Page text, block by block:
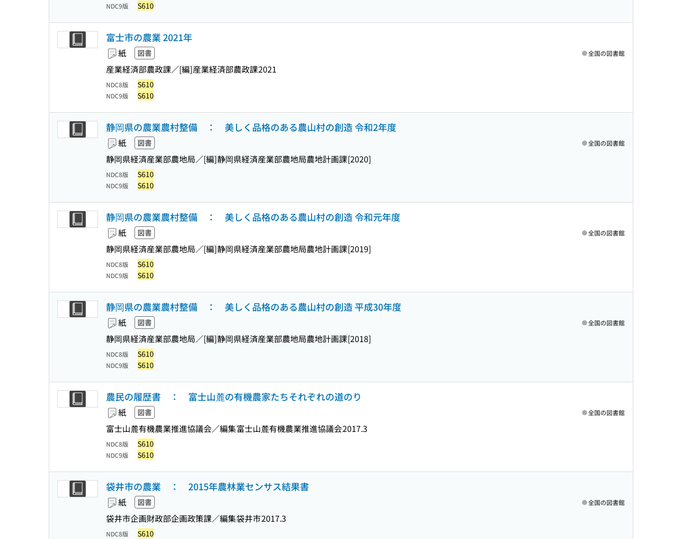
NDC9版 S610
富士市の農業 2021年
紙 図書
産業経済部農政課／[編]産業経済部農政課2021
全国の図書館
NDC8版 S610
NDC9版 S610
静岡県の農業農村整備 ： 美しく品格のある農山村の創造 令和2年度
紙 図書
静岡県経済産業部農地局／[編]静岡県経済産業部農地局農地計画課[2020]
全国の図書館
NDC8版 S610
NDC9版 S610
静岡県の農業農村整備 ： 美しく品格のある農山村の創造 令和元年度
紙 図書
静岡県経済産業部農地局／[編]静岡県経済産業部農地局農地計画課[2019]
全国の図書館
NDC8版 S610
NDC9版 S610
静岡県の農業農村整備 ： 美しく品格のある農山村の創造 平成30年度
紙 図書
静岡県経済産業部農地局／[編]静岡県経済産業部農地局農地計画課[2018]
全国の図書館
NDC8版 S610
NDC9版 S610
農民の履歴書 ： 富士山麓の有機農家たちそれぞれの道のり
紙 図書
富士山麓有機農業推進協議会／編集富士山麓有機農業推進協議会2017.3
全国の図書館
NDC8版 S610
NDC9版 S610
袋井市の農業 ： 2015年農林業センサス結果書
紙 図書
袋井市企画財政部企画政策課／編集袋井市2017.3
全国の図書館
NDC8版 S610